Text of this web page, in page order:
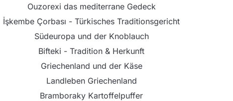
Ouzorexi das mediterrane Gedeck
İşkembe Çorbası - Türkisches Traditionsgericht
Südeuropa und der Knoblauch
Bifteki - Tradition & Herkunft
Griechenland und der Käse
Landleben Griechenland
Bramboraky Kartoffelpuffer